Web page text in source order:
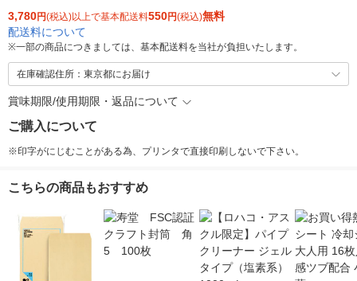
3,780円(税込)以上で基本配送料550円(税込)無料
配送料について
※一部の商品につきましては、基本配送料を当社が負担いたします。
在庫確認住所：東京都にお届け
賞味期限/使用期限・返品について
ご購入について
※印字がにじむことがある為、プリンタで直接印刷しないで下さい。
こちらの商品もおすすめ